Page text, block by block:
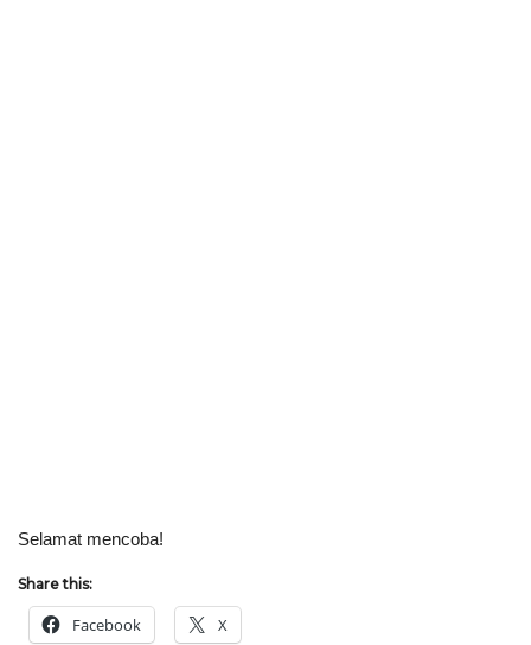
Selamat mencoba!
Share this:
Facebook X